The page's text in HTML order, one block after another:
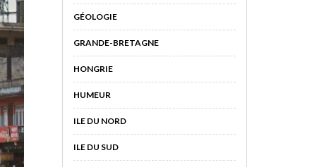
GÉOLOGIE
GRANDE-BRETAGNE
HONGRIE
HUMEUR
ILE DU NORD
ILE DU SUD